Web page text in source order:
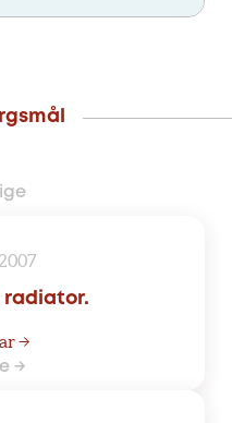
radiator.
→
→